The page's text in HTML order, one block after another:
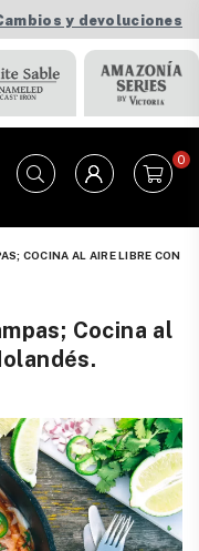
y devoluciones
0
COCINA AL AIRE LIBRE CON
Cocina al